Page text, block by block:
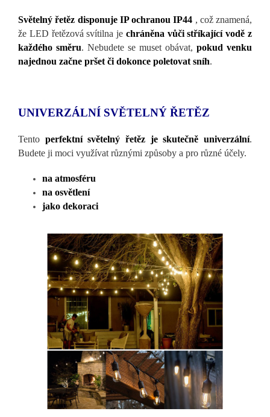
Světelný řetěz disponuje IP ochranou IP44 , což znamená,
že LED řetězová svítilna je chráněna vůči stříkající vodě z
každého směru. Nebudete se muset obávat, pokud venku
najednou začne pršet či dokonce poletovat sníh.
UNIVERZÁLNÍ SVĚTELNÝ ŘETĚZ
Tento perfektní světelný řetěz je skutečně univerzální.
Budete ji moci využívat různými způsoby a pro různé účely.
na atmosféru
na osvětlení
jako dekoraci